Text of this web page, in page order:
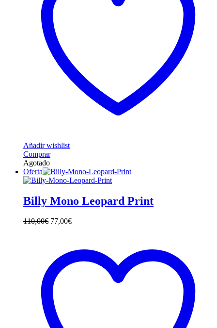
Añadir wishlist
ComprarEste
tiene
múltiples
Las
opciones
pueden
página
de
producto
Agotado
Oferta
Billy Mono Leopard Print
110,00€ 77,00€